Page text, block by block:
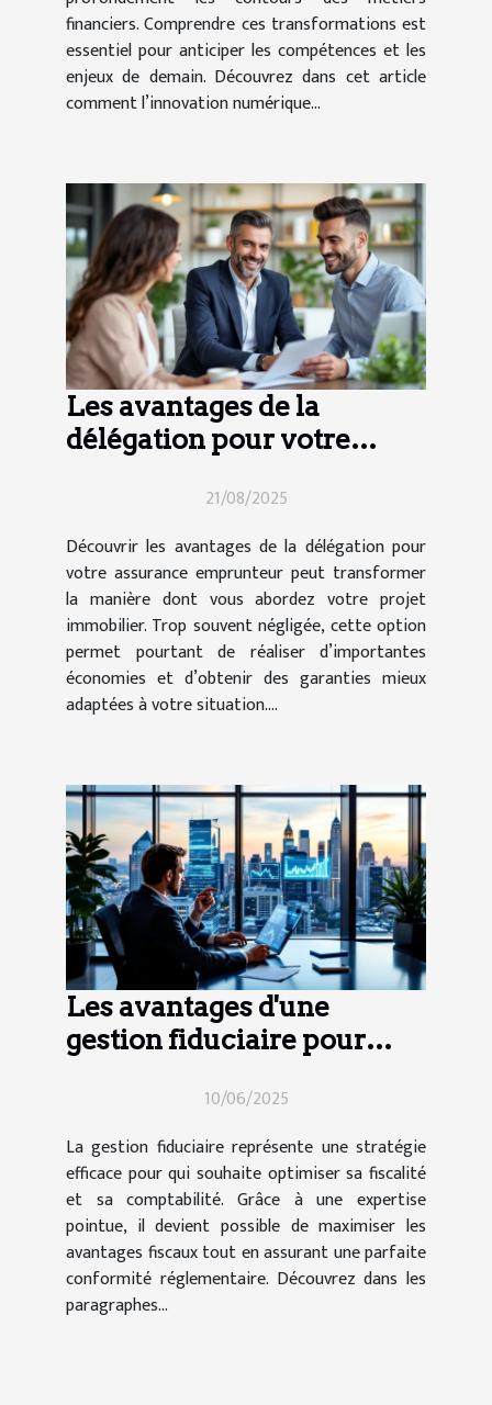
financiers. Comprendre ces transformations est
essentiel pour anticiper les compétences et les
enjeux de demain. Découvrez dans cet article
comment l’innovation numérique...
Les avantages de la
délégation pour votre
21/08/2025
Découvrir les avantages de la délégation pour
votre assurance emprunteur peut transformer
la manière dont vous abordez votre projet
immobilier. Trop souvent négligée, cette option
permet pourtant de réaliser d’importantes
économies et d’obtenir des garanties mieux
adaptées à votre situation....
Les avantages d'une
gestion fiduciaire pour
comptabilité10/06/2025
La gestion fiduciaire représente une stratégie
efficace pour qui souhaite optimiser sa fiscalité
et sa comptabilité. Grâce à une expertise
pointue, il devient possible de maximiser les
avantages fiscaux tout en assurant une parfaite
conformité réglementaire. Découvrez dans les
paragraphes...